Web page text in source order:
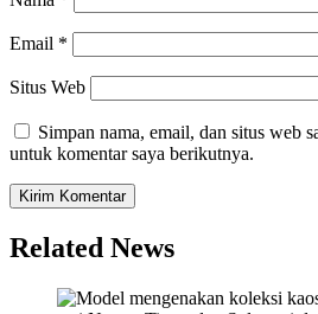
Email *
Situs Web
Simpan nama, email, dan situs web
untuk komentar saya berikutnya.
Related News